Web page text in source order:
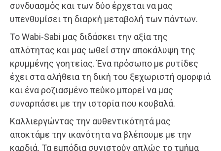
συνδυασμός και των δύο έρχεται να μας
υπενθυμίσει τη διαρκή μεταβολή των πάντων.
Το Wabi-Sabi μας διδάσκει την αξία της
απλότητας και μας ωθεί στην αποκάλυψη της
κρυμμένης γοητείας. Ένα πρόσωπο με ρυτίδες
έχει στα αλήθεια τη δική του ξεχωριστή ομορφιά
και ένα ροζιασμένο πεύκο μπορεί να μας
συναρπάσει με την ιστορία που κουβαλά.
Καλλιεργώντας την αυθεντικότητά μας
αποκτάμε την ικανότητα να βλέπουμε με την
καρδιά. Τα εμπόδια συνιστούν απλώς το τμήμα